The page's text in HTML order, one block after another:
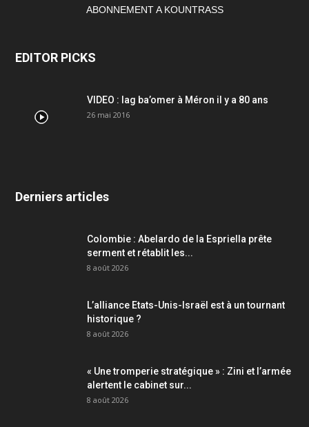
ABONNEMENT A KOUNTRASS
EDITOR PICKS
VIDEO : lag ba’omer à Méron il y a 80 ans
26 mai 2016
Derniers articles
Colombie : Abelardo de la Espriella prête
serment et rétablit les...
8 août 2026
L’alliance Etats-Unis-Israël est à un tournant
historique ?
8 août 2026
« Une tromperie stratégique » : Zini et l’armée
alertent le cabinet sur...
8 août 2026